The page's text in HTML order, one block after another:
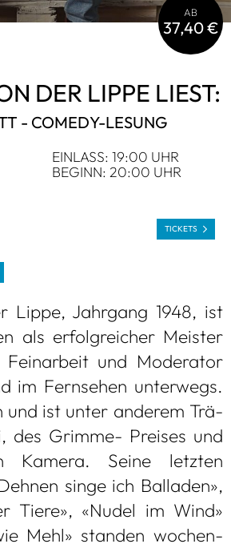
DER LIPPE LIEST:
- COMEDY-LESUNG
EIN­LASS: 19:00 UHR
BEGINN: 20:00 UHR
AB
37,40 €
TICKETS
Lippe, Jahr­gang 1948, ist
als erfolg­rei­cher Meis­ter
Fein­ar­beit und Mode­ra­tor
im Fern­se­hen unter­wegs.
und ist unter ande­rem Trä­
des Grimme- Prei­ses und
Kamera. Seine letz­ten
singe ich Bal­la­den»,
Tiere», «Nudel im Wind»
Mehl» stan­den wochen­